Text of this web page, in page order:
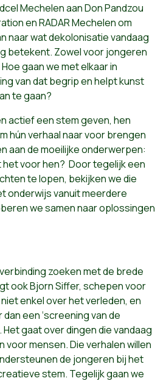
Mechelen aan Don Pandzou
en RADAR Mechelen om
naar wat dekolonisatie vandaag
betekent. Zowel voor jongeren
gaan we met elkaar in
van dat begrip en helpt kunst
te gaan?
actief een stem geven, hen
hún verhaal naar voor brengen
aan de moeilijke onderwerpen:
voor hen? Door tegelijk een
te lopen, bekijken we die
onderwijs vanuit meerdere
we samen naar oplossingen
zoeken met de brede
ook Bjorn Siffer, schepen voor
enkel over het verleden, en
een ‘screening van de
gaat over dingen die vandaag
mensen. Die verhalen willen
de jongeren bij het
stem. Tegelijk gaan we